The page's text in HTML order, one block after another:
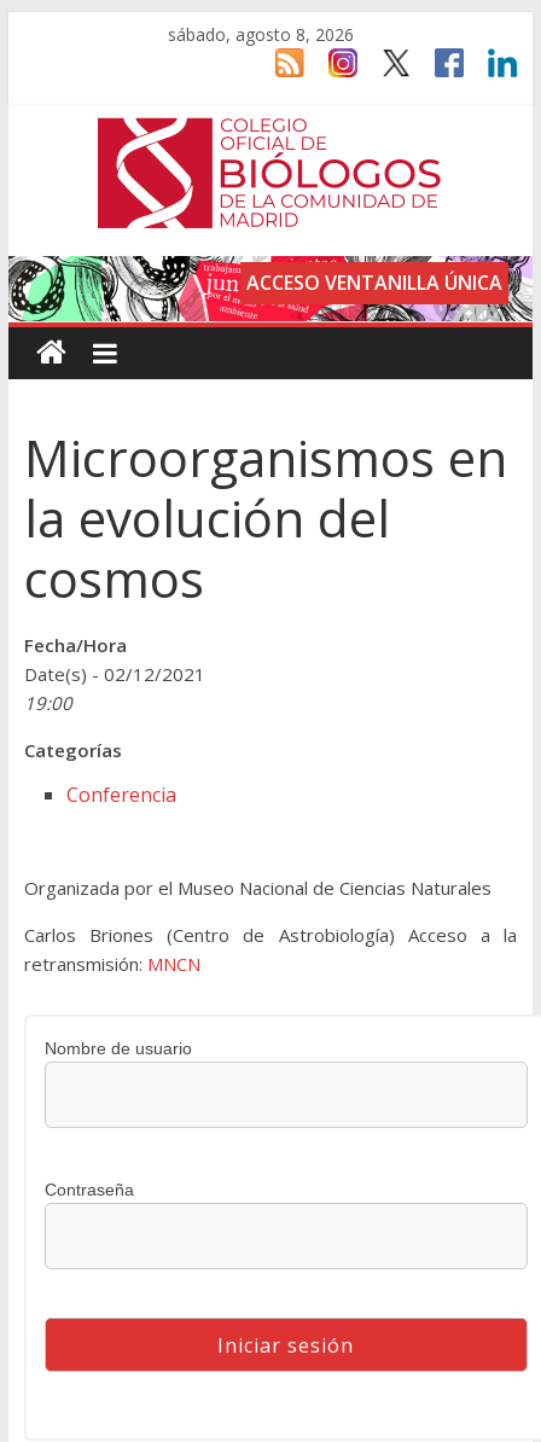
sábado, agosto 8, 2026
ACCESO VENTANILLA ÚNICA
Microorganismos en
la evolución del
cosmos
Fecha/Hora
Date(s) - 02/12/2021
19:00
Categorías
Conferencia
Organizada por el Museo Nacional de Ciencias Naturales
Carlos Briones (Centro de Astrobiología) Acceso a la
retransmisión: MNCN
Nombre de usuario
Contraseña